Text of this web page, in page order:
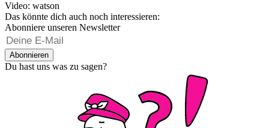
Video: watson
Das könnte dich auch noch interessieren:
Abonniere unseren Newsletter
Abonnieren
Du hast uns was zu sagen?